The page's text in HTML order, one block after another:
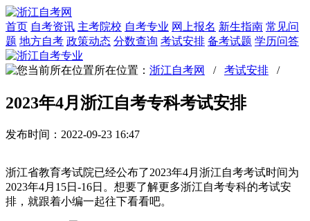
首页 自考资讯 主考院校 自考专业 网上报名 新生指南 常见问
题 地方自考 政策动态 分数查询 考试安排 备考试题 学历问答
所在位置： 浙江自考网 / 考试安排 /
2023年4月浙江自考专科考试安排
发布时间：2022-09-23 16:47
浙江省教育考试院已经公布了2023年4月浙江自考考试时间为
2023年4月15日-16日。想要了解更多浙江自考专科的考试安
排，就跟着小编一起往下看看吧。